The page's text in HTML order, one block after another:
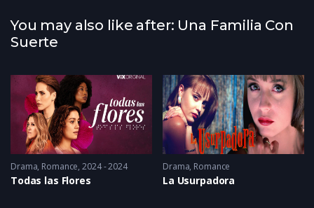
You may also like after: Una Familia Con
Suerte
2014
Drama, Romance 2024 - 2024
Todas las Flores
Drama, Romance
La Usurpadora